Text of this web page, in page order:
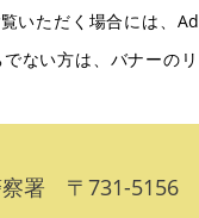
いただく場合には、
ない方は、バナーのリ
察署 〒731-5156